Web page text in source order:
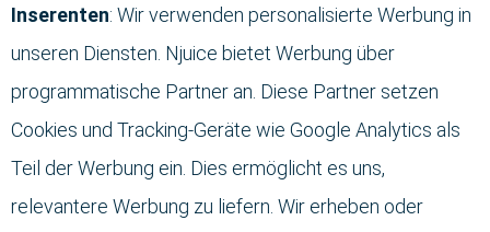
Inserenten: Wir verwenden personalisierte Werbung in
unseren Diensten. Njuice bietet Werbung über
programmatische Partner an. Diese Partner setzen
Cookies und Tracking-Geräte wie Google Analytics als
Teil der Werbung ein. Dies ermöglicht es uns,
relevantere Werbung zu liefern. Wir erheben oder